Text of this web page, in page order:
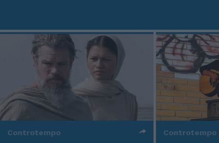
Controtempo Controtempo